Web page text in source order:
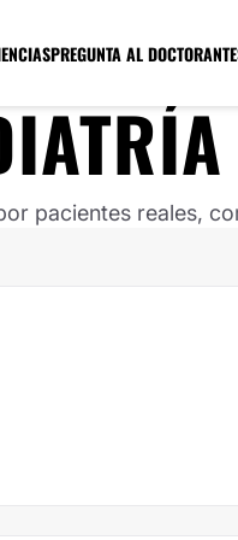
PREGUNTA AL DOCTOR
pacientes reales,